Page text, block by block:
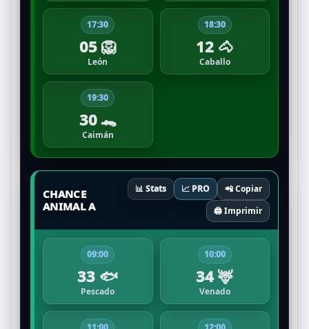
17:30
05 🦁
León
18:30
12 🐴
Caballo
19:30
30 🐊
Caimán
CHANCE
ANIMAL A
📊 Stats 📈 PRO
📲 Copiar
🖨️ Imprimir
09:00
33 🐟
Pescado
10:00
34 🦌
Venado